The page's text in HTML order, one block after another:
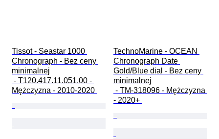
Tissot - Seastar 1000
Chronograph - Bez ceny
minimalnej
Mężczyzna - 2010-2020
TechnoMarine - OCEAN
Chronograph Date
Gold/Blue dial - Bez ceny
minimalnej
- 2020+